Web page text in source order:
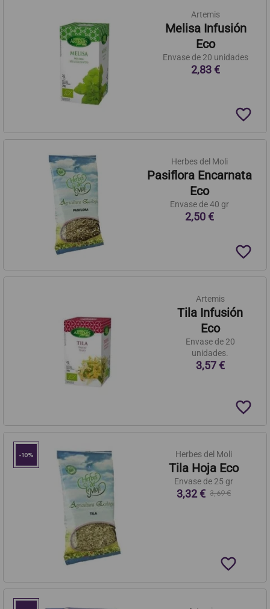
Artemis
Melisa Infusión
Eco
Envase de 20 unidades
2,83 €
favorite_border
Herbes del Moli
Pasiflora Encarnata
Eco
Envase de 40 gr
2,50 €
favorite_border
Artemis
Tila Infusión
Eco
Envase de 20
unidades.
3,57 €
favorite_border
-10% Herbes del Moli
Tila Hoja Eco
Envase de 25 gr
3,32 € 3,69 €
favorite_border